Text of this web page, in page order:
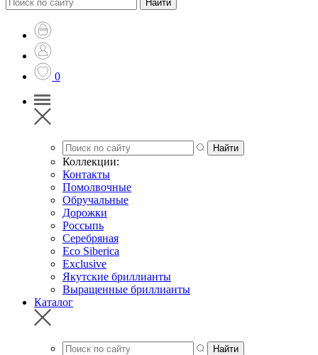
0
Коллекции:
Контакты
Помолвочные
Обручальные
Дорожки
Россыпь
Серебряная
Eco Siberica
Exclusive
Якутские бриллианты
Выращенные бриллианты
Каталог